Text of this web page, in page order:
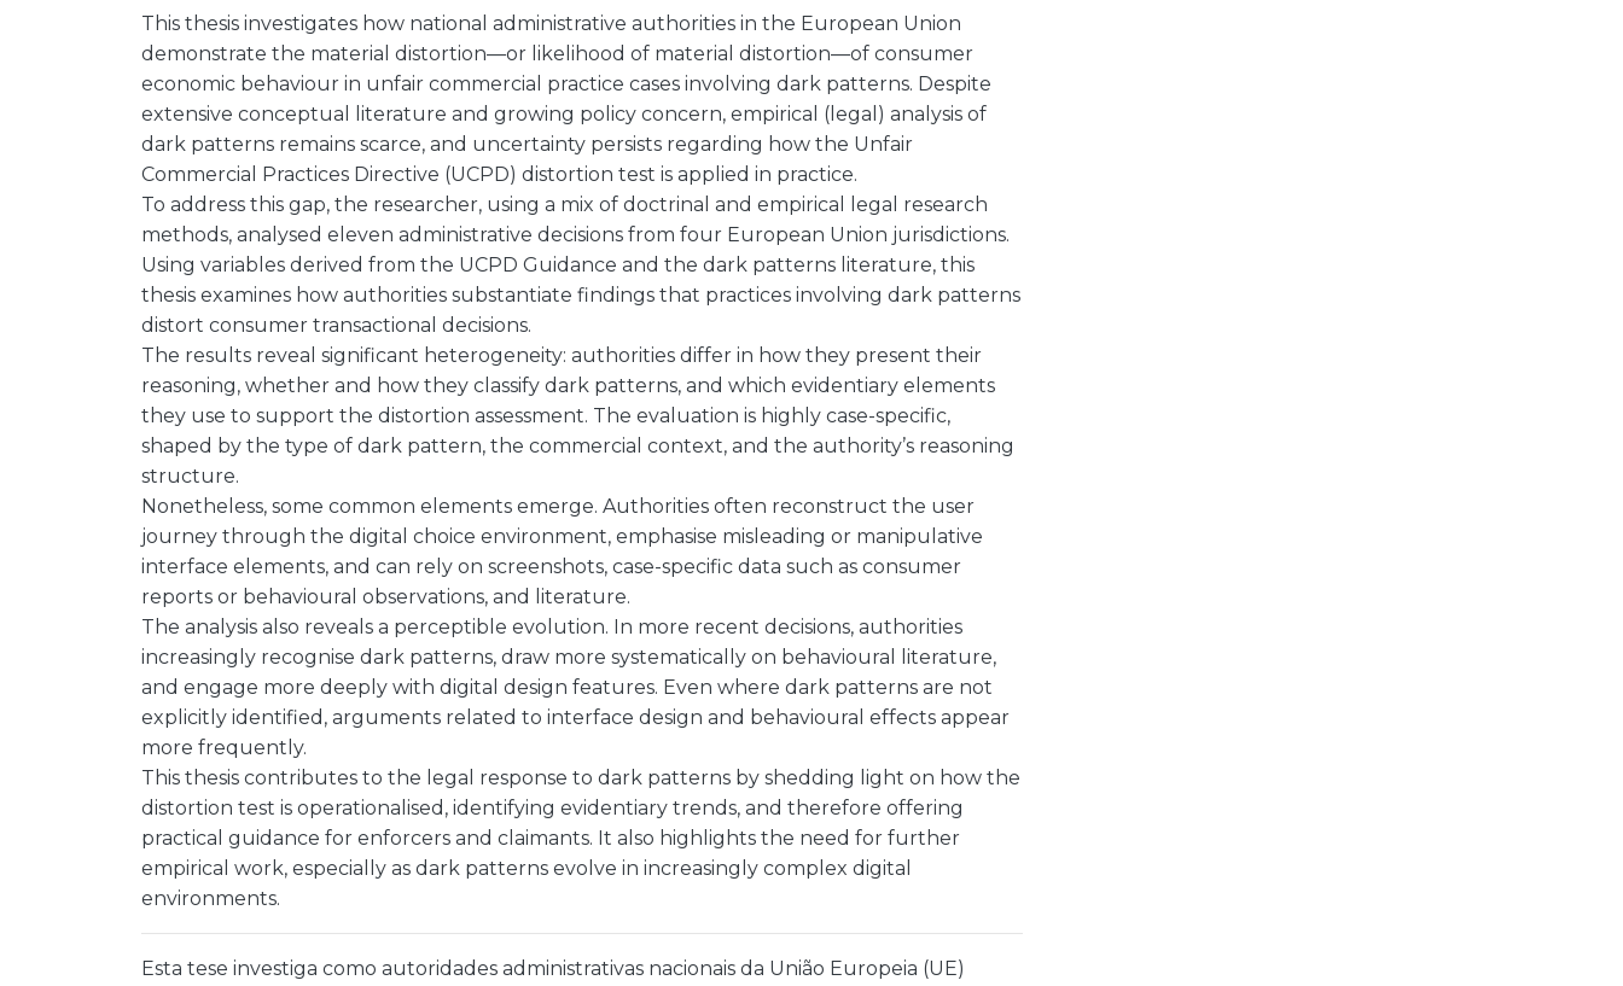
This thesis investigates how national administrative authorities in the European Union
demonstrate the material distortion—or likelihood of material distortion—of consumer
economic behaviour in unfair commercial practice cases involving dark patterns. Despite
extensive conceptual literature and growing policy concern, empirical (legal) analysis of
dark patterns remains scarce, and uncertainty persists regarding how the Unfair
Commercial Practices Directive (UCPD) distortion test is applied in practice.
To address this gap, the researcher, using a mix of doctrinal and empirical legal research
methods, analysed eleven administrative decisions from four European Union jurisdictions.
Using variables derived from the UCPD Guidance and the dark patterns literature, this
thesis examines how authorities substantiate findings that practices involving dark patterns
distort consumer transactional decisions.
The results reveal significant heterogeneity: authorities differ in how they present their
reasoning, whether and how they classify dark patterns, and which evidentiary elements
they use to support the distortion assessment. The evaluation is highly case-specific,
shaped by the type of dark pattern, the commercial context, and the authority’s reasoning
structure.
Nonetheless, some common elements emerge. Authorities often reconstruct the user
journey through the digital choice environment, emphasise misleading or manipulative
interface elements, and can rely on screenshots, case-specific data such as consumer
reports or behavioural observations, and literature.
The analysis also reveals a perceptible evolution. In more recent decisions, authorities
increasingly recognise dark patterns, draw more systematically on behavioural literature,
and engage more deeply with digital design features. Even where dark patterns are not
explicitly identified, arguments related to interface design and behavioural effects appear
more frequently.
This thesis contributes to the legal response to dark patterns by shedding light on how the
distortion test is operationalised, identifying evidentiary trends, and therefore offering
practical guidance for enforcers and claimants. It also highlights the need for further
empirical work, especially as dark patterns evolve in increasingly complex digital
environments.
Esta tese investiga como autoridades administrativas nacionais da União Europeia (UE)